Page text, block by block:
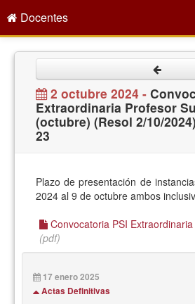
Docentes
Empleo Público
Gestión PDI
Formación y Evaluación
Acción Social
Directorio
2 octubre 2024 -
Extraordinaria Profesor
(octubre) (Resol 2/10/
23
Plazo de presentación de
2024 al 9 de octubre ambos
Convocatoria PSI
(pdf)
17 enero 2025
Actas Definitivas